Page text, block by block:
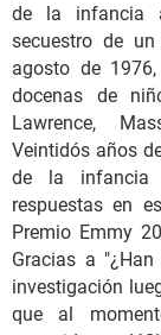
de la infancia
secuestro de
agosto de
docenas de
Lawrence,
Veintidós años
de la infancia
respuestas en
Premio Emmy
Gracias a
investigación
que al